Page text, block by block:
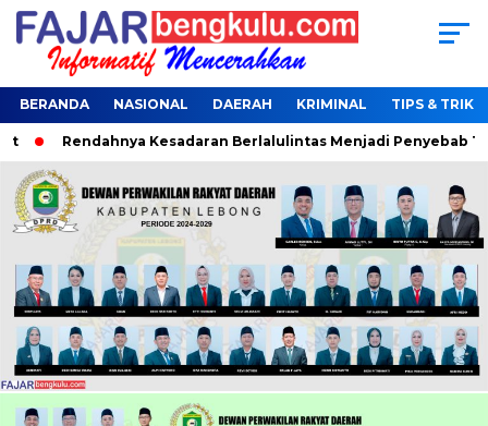
BERANDA NASIONAL DAERAH KRIMINAL TIPS & TRIK
Rendahnya Kesadaran Berlalulintas Menjadi Penyebab